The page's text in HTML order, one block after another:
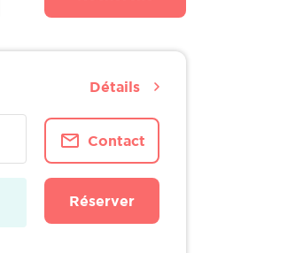
Contact
Réserver
Détails